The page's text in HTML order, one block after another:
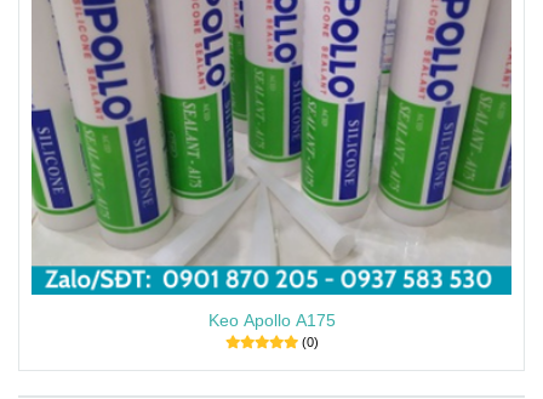
Keo Apollo A175
(0)